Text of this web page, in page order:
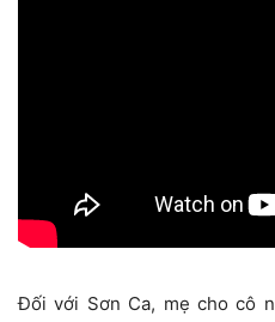
Đối với Sơn Ca, mẹ cho cô